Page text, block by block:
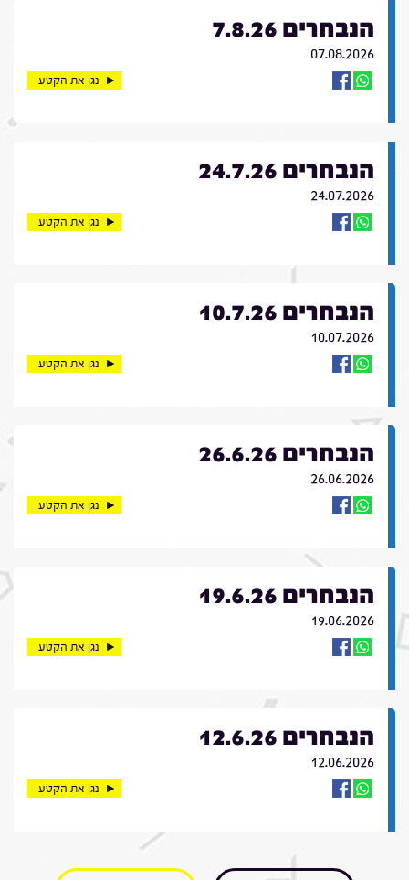
הנבחרים 7.8.26
07.08.2026
נגן את הקטע
הנבחרים 24.7.26
24.07.2026
נגן את הקטע
הנבחרים 10.7.26
10.07.2026
נגן את הקטע
הנבחרים 26.6.26
26.06.2026
נגן את הקטע
הנבחרים 19.6.26
19.06.2026
נגן את הקטע
הנבחרים 12.6.26
12.06.2026
נגן את הקטע